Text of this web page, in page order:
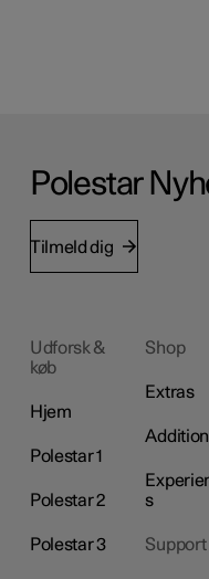
Polestar
Tilmeld dig
Udforsk &
køb
Hjem
Polestar 1
Polestar 2
Polestar 3
Shop
Extras
s
Support